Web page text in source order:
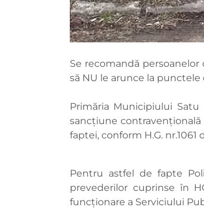
Se recomandă
să NU le arunce la
Primăria Municipiului
sancțiune contravențională
faptei, conform H.G.
Pentru astfel de fapte
prevederilor cuprinse în
funcționare a Serviciului